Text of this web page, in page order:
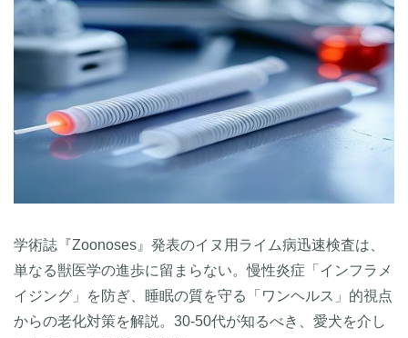
学術誌『Zoonoses』発表のイヌ用ライム病迅速検査は、
単なる獣医学の進歩に留まらない。慢性炎症「インフラメ
イジング」を防ぎ、睡眠の質を守る「ワンヘルス」的視点
からの老化対策を解説。30-50代が知るべき、愛犬を介し